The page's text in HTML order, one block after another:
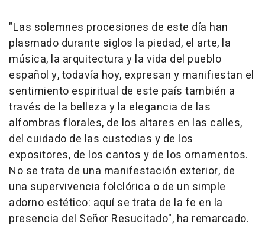
"Las solemnes procesiones de este día han
plasmado durante siglos la piedad, el arte, la
música, la arquitectura y la vida del pueblo
español y, todavía hoy, expresan y manifiestan el
sentimiento espiritual de este país también a
través de la belleza y la elegancia de las
alfombras florales, de los altares en las calles,
del cuidado de las custodias y de los
expositores, de los cantos y de los ornamentos.
No se trata de una manifestación exterior, de
una supervivencia folclórica o de un simple
adorno estético: aquí se trata de la fe en la
presencia del Señor Resucitado", ha remarcado.